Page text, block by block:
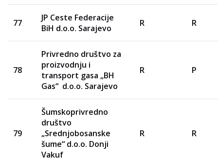
77
JP Ceste Federacije
BiH d.o.o. Sarajevo
R R
78
Privredno društvo za
proizvodnju i
transport gasa „BH
Gas“ d.o.o. Sarajevo
R P
79
Šumskoprivredno
društvo
„Srednjobosanske
šume“ d.o.o. Donji
Vakuf
R R